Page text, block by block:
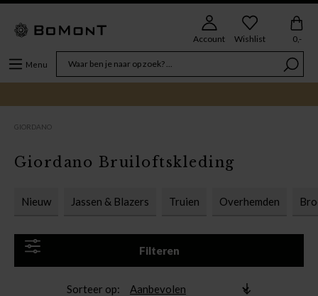
Menu
Account Wishlist 0,-
GIORDANO
Nieuw Jassen & Blazers Truien Overhemden
Filteren
Giordano Bruiloftskleding
Sorteer op